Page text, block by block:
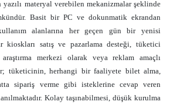
yazılı materyal verebilen mekanizmalar şeklinde
Basit bir PC ve dokunmatik ekrandan
alanlarına her geçen gün bir yenisi
kioskları satış ve pazarlama desteği, tüketici
merkezi olarak veya reklam amaçlı
tüketicinin, herhangi bir faaliyete bilet alma,
sipariş verme gibi isteklerine cevap veren
Kolay taşınabilmesi, düşük kurulma